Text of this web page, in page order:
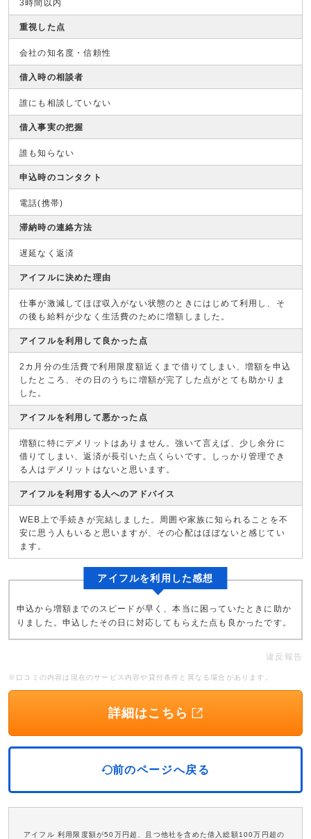
3時間以内
重視した点
会社の知名度・信頼性
借入時の相談者
誰にも相談していない
借入事実の把握
誰も知らない
申込時のコンタクト
電話(携帯)
滞納時の連絡方法
遅延なく返済
アイフルに決めた理由
仕事が激減してほぼ収入がない状態のときにはじめて利用し、そ
の後も給料が少なく生活費のために増額しました。
アイフルを利用して良かった点
2カ月分の生活費で利用限度額近くまで借りてしまい、増額を申込
したところ、その日のうちに増額が完了した点がとても助かりま
した。
アイフルを利用して悪かった点
増額に特にデメリットはありません。強いて言えば、少し余分に
借りてしまい、返済が長引いた点くらいです。しっかり管理でき
る人はデメリットはないと思います。
アイフルを利用する人へのアドバイス
WEB上で手続きが完結しました。周囲や家族に知られることを不
安に思う人もいると思いますが、その心配はほぼないと感じてい
ます。
アイフルを利用した感想
申込から増額までのスピードが早く、本当に困っていたときに助か
りました。申込したその日に対応してもらえた点も良かったです。
違反報告
※口コミの内容は現在のサービス内容や貸付条件と異なる場合があります。
詳細はこちら
前のページへ戻る
アイフル 利用限度額が50万円超、且つ他社を含めた借入総額100万円超の